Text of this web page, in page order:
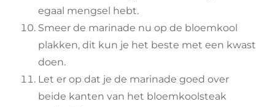
egaal mengsel hebt.
Smeer de marinade nu op de bloemkool
plakken, dit kun je het beste met een kwast
doen.
Let er op dat je de marinade goed over
beide kanten van het bloemkoolsteak